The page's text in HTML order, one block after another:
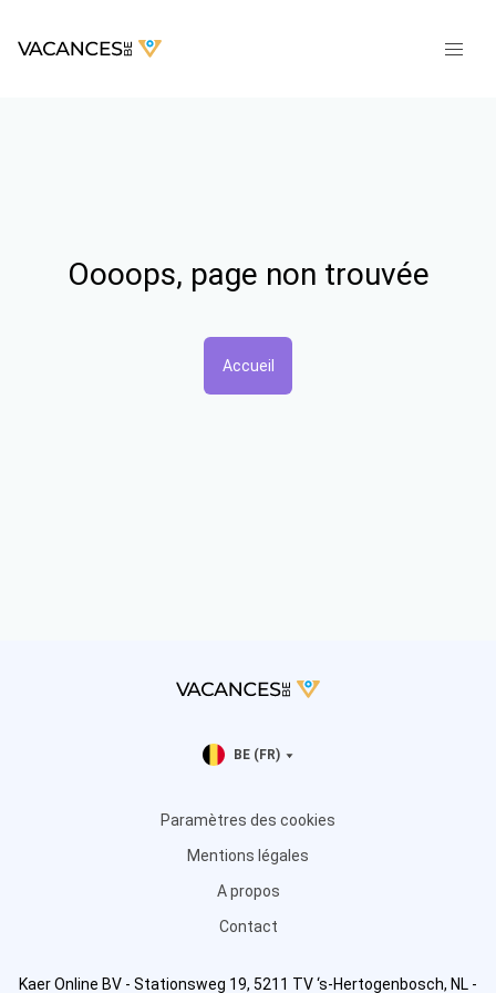
Oooops, page non trouvée
Accueil
BE (FR)
Paramètres des cookies
Mentions légales
A propos
Contact
Kaer Online BV - Stationsweg 19, 5211 TV ‘s-Hertogenbosch, NL -